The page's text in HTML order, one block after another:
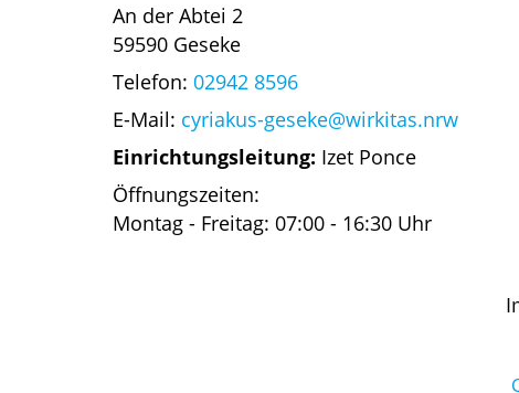
An der Abtei 2
59590 Geseke
Telefon: 02942 8596
E-Mail: cyriakus-geseke@wirkitas.nrw
Einrichtungsleitung: Izet Ponce
Öffnungszeiten:
Montag - Freitag: 07:00 - 16:30 Uhr